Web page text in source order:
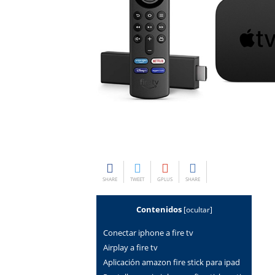
SHARE TWEET GPLUS SHARE
Contenidos [ocultar]
Conectar iphone a fire tv
Airplay a fire tv
Aplicación amazon fire stick para ipad